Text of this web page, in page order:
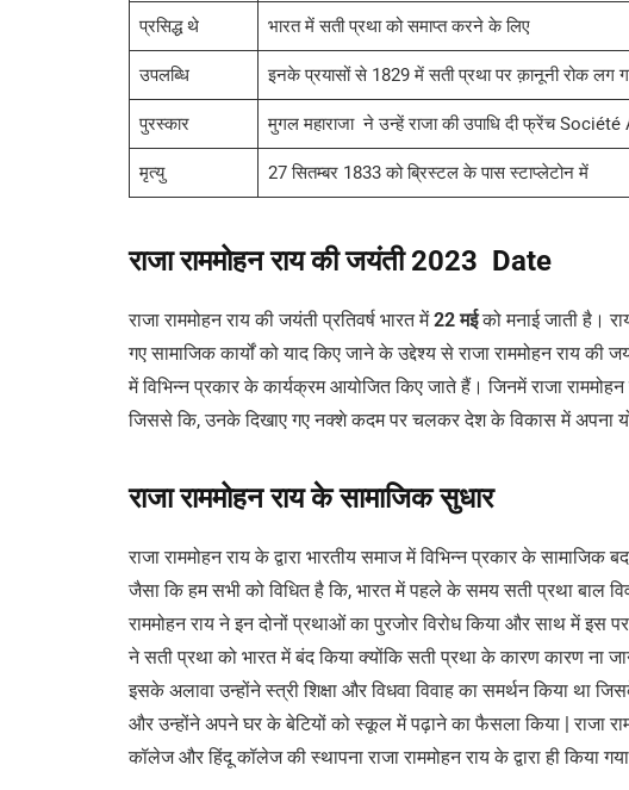
प्रसिद्ध थे भारत में सती प्रथा को समाप्त करने के लिए
उपलब्धि इनके प्रयासों से 1829 में सती प्रथा पर क़ानूनी रोक लग
पुरस्कार मुगल महाराजा ने उन्हें राजा की उपाधि दी फ्रेंच
मृत्यु 27 सितम्बर 1833 को ब्रिस्टल के पास स्टाप्लेटोन में
राजा राममोहन राय की जयंती 2023 Date
राजा राममोहन राय की जयंती प्रतिवर्ष भारत में22 मईको मनाई जाती है।
गए सामाजिक कार्यों को याद किए जाने के उद्देश्य से राजा राममोहन राय
में विभिन्न प्रकार के कार्यक्रम आयोजित किए जाते हैं। जिनमें राजा
जिससे कि, उनके दिखाए गए नक्शे कदम पर चलकर देश के विकास में अपना
राजा राममोहन राय के सामाजिक सुधार
राजा राममोहन राय के द्वारा भारतीय समाज में विभिन्न प्रकार के
जैसा कि हम सभी को विधित है कि, भारत में पहले के समय सती प्रथा बाल
राममोहन राय ने इन दोनों प्रथाओं का पुरजोर विरोध किया और साथ में इस
ने सती प्रथा को भारत में बंद किया क्योंकि सती प्रथा के कारण कारण ना
इसके अलावा उन्होंने स्त्री शिक्षा और विधवा विवाह का समर्थन किया
और उन्होंने अपने घर के बेटियों को स्कूल में पढ़ाने का फैसला किया | राजा
कॉलेज और हिंदू कॉलेज की स्थापना राजा राममोहन राय के द्वारा ही किया